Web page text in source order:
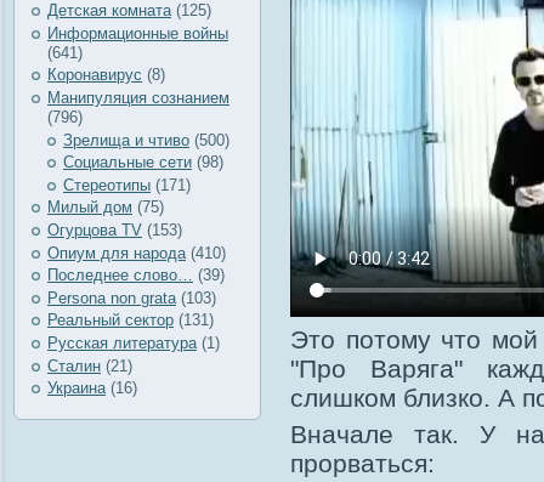
Детская комната(125)
Информационные войны
(641)
Коронавирус (8)
Манипуляция сознанием
(796)
Зрелища и чтиво (500)
Социальные сети (98)
Стереотипы (171)
Милый дом (75)
Огурцова TV (153)
Опиум для народа (410)
Последнее слово… (39)
Рersona non grata (103)
Реальный сектор (131)
Русская литература (1)
Сталин (21)
Украина(16)
Это потому что
"Про Варяга"
слишком близко. А
Вначале так. У
прорваться: